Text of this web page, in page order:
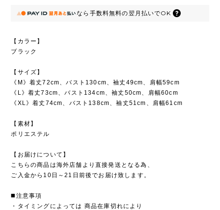
なら 手数料無料の翌月払いでOK
【カラー】
ブラック
【サイズ】
《M》着丈72cm、バスト130cm、袖丈49cm、肩幅59cm
《L》着丈73cm、バスト134cm、袖丈50cm、肩幅60cm
《XL》着丈74cm、バスト138cm、袖丈51cm、肩幅61cm
【素材】
ポリエステル
【お届けについて】
こちらの商品は海外店舗より直接発送となる為、
ご入金から10日～21日前後でお届け致します。
◼️注意事項
・タイミングによっては 商品在庫切れにより